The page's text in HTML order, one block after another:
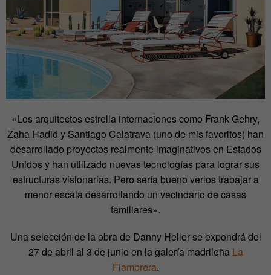
«Los arquitectos estrella internaciones como Frank Gehry,
Zaha Hadid y Santiago Calatrava (uno de mis favoritos) han
desarrollado proyectos realmente imaginativos en Estados
Unidos y han utilizado nuevas tecnologías para lograr sus
estructuras visionarias. Pero sería bueno verlos trabajar a
menor escala desarrollando un vecindario de casas
familiares».
Una selección de la obra de Danny Heller se expondrá del
27 de abril al 3 de junio en la galería madrileña La
Fiambrera.